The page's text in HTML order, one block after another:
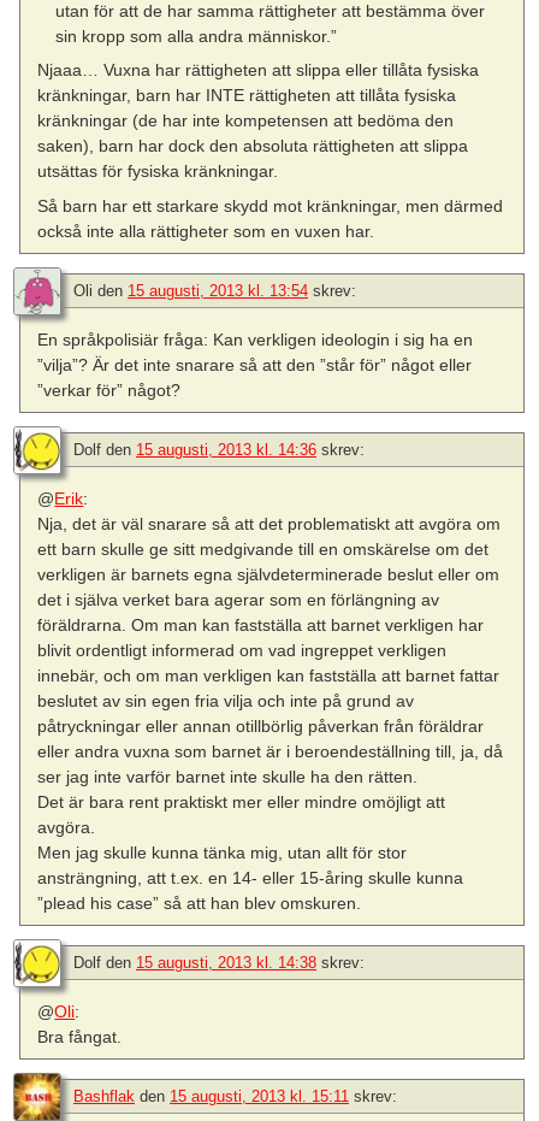
utan för att de har samma rättigheter att bestämma över
sin kropp som alla andra människor.”
Njaaa… Vuxna har rättigheten att slippa eller tillåta fysiska
kränkningar, barn har INTE rättigheten att tillåta fysiska
kränkningar (de har inte kompetensen att bedöma den
saken), barn har dock den absoluta rättigheten att slippa
utsättas för fysiska kränkningar.
Så barn har ett starkare skydd mot kränkningar, men därmed
också inte alla rättigheter som en vuxen har.
Oli den 15 augusti, 2013 kl. 13:54 skrev:
En språkpolisiär fråga: Kan verkligen ideologin i sig ha en
”vilja”? Är det inte snarare så att den ”står för” något eller
”verkar för” något?
Dolf den 15 augusti, 2013 kl. 14:36 skrev:
@Erik:
Nja, det är väl snarare så att det problematiskt att avgöra om
ett barn skulle ge sitt medgivande till en omskärelse om det
verkligen är barnets egna självdeterminerade beslut eller om
det i själva verket bara agerar som en förlängning av
föräldrarna. Om man kan fastställa att barnet verkligen har
blivit ordentligt informerad om vad ingreppet verkligen
innebär, och om man verkligen kan fastställa att barnet fattar
beslutet av sin egen fria vilja och inte på grund av
påtryckningar eller annan otillbörlig påverkan från föräldrar
eller andra vuxna som barnet är i beroendeställning till, ja, då
ser jag inte varför barnet inte skulle ha den rätten.
Det är bara rent praktiskt mer eller mindre omöjligt att
avgöra.
Men jag skulle kunna tänka mig, utan allt för stor
ansträngning, att t.ex. en 14- eller 15-åring skulle kunna
”plead his case” så att han blev omskuren.
Dolf den 15 augusti, 2013 kl. 14:38 skrev:
@Oli:
Bra fångat.
Bashflak den 15 augusti, 2013 kl. 15:11 skrev: